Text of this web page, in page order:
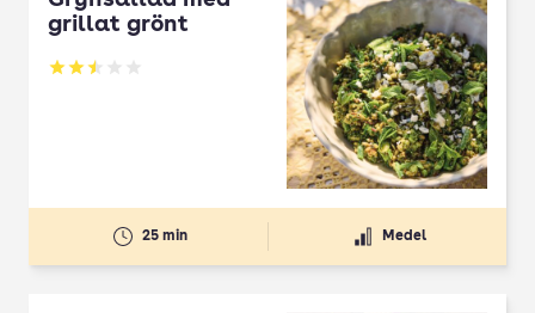
grillat grönt
Betyg: 2.5 av 5
25 min Medel